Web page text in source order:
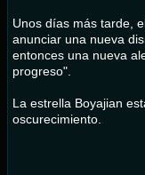
Unos días más tarde,
anunciar una nueva
entonces una nueva
progreso".
La estrella Boyajian
oscurecimiento.